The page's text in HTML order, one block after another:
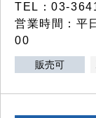
TEL：03-
営業時間：平
00
販売可